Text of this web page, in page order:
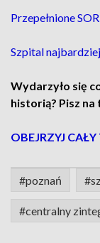
Przepełnione
Szpital
Wydarzyło się
historią? Pisz
OBEJRZYJ
#poznań
#centralny